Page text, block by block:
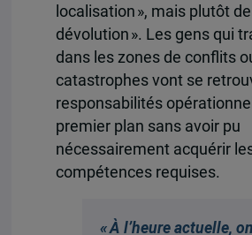
localisation », mais plutôt
dévolution ». Les gens qui
dans les zones de conflits
catastrophes vont se
responsabilités
premier plan sans avoir pu
nécessairement acquérir
compétences requises.
« À l’heure actuelle,